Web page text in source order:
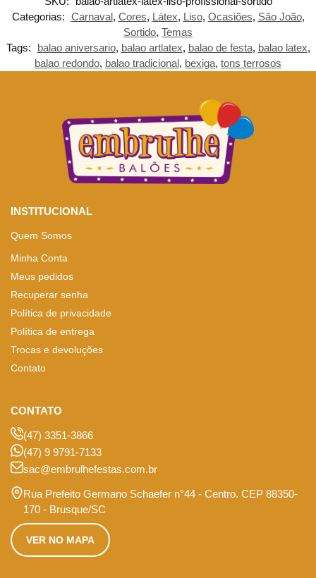
Categorias: Carnaval, Cores, Látex, Liso, Ocasiões, São João,
Sortido, Temas
Tags:
balao aniversario, balao artlatex, balao de festa, balao latex,
balao redondo, balao tradicional, bexiga, tons terrosos
INSTITUCIONAL
Quem Somos
Minha Conta
Meus pedidos
Recuperar senha
Política de privacidade
Política de entrega
Trocas e devoluções
Contato
CONTATO
(47) 3351-3866
(47) 9 9791-7133
sac@embrulhefestas.com.br
Rua Prefeito Germano Schaefer n°44 - Centro. CEP 88350-
170 - Brusque/SC
VER NO MAPA